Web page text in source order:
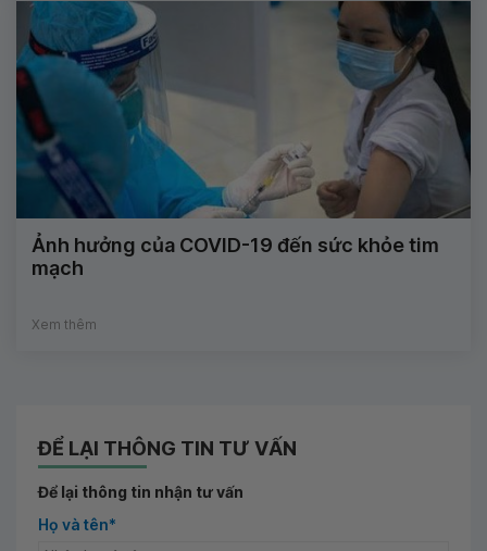
Ảnh hưởng của COVID-19 đến sức khỏe tim
mạch
Xem thêm
ĐỂ LẠI THÔNG TIN TƯ VẤN
Để lại thông tin nhận tư vấn
Họ và tên*